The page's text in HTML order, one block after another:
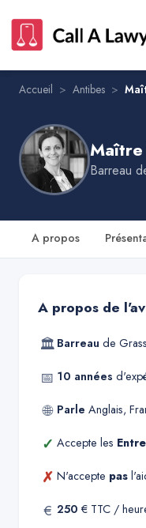
Maître Cecile Zakine
Accueil > Antibes >
Maître
Barreau
A propos
A propos de
🏛 Barreau de
📅 10 années
🌐 Parle Anglais,
✓ Accepte les
✗ N'accepte pas
€ 250 € TTC /